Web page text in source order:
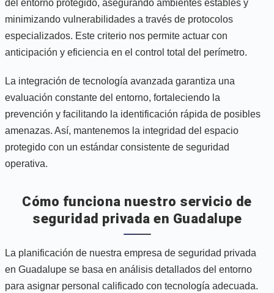
del entorno protegido, asegurando ambientes estables y
minimizando vulnerabilidades a través de protocolos
especializados. Este criterio nos permite actuar con
anticipación y eficiencia en el control total del perímetro.
La integración de tecnología avanzada garantiza una
evaluación constante del entorno, fortaleciendo la
prevención y facilitando la identificación rápida de posibles
amenazas. Así, mantenemos la integridad del espacio
protegido con un estándar consistente de seguridad
operativa.
Cómo funciona nuestro servicio de
seguridad privada en Guadalupe
La planificación de nuestra empresa de seguridad privada
en Guadalupe se basa en análisis detallados del entorno
para asignar personal calificado con tecnología adecuada.